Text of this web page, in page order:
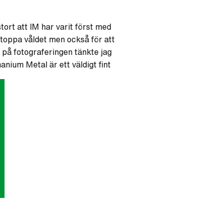
att IM har varit först med
våldet men också för att
fotograferingen tänkte jag
Metal är ett väldigt fint